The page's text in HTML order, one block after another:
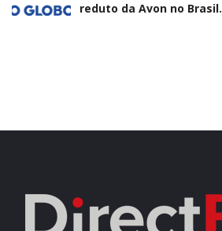
reduto da Avon no Brasil.